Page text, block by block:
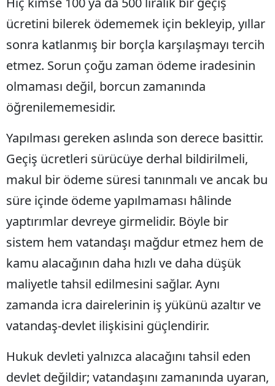
Van
Yozgat
Aksaray
Karaman
Kırıkkale
Batman
Şırnak
Ardahan
Iğdır
Yalova
Karabük
Kilis
ücretini bilerek ödememek için bekleyip, yıllar
sonra katlanmış bir borçla karşılaşmayı tercih
etmez. Sorun çoğu zaman ödeme iradesinin
olmaması değil, borcun zamanında
öğrenilememesidir.
Yapılması gereken aslında son derece basittir.
Geçiş ücretleri sürücüye derhal bildirilmeli,
makul bir ödeme süresi tanınmalı ve ancak bu
süre içinde ödeme yapılmaması hâlinde
yaptırımlar devreye girmelidir. Böyle bir
sistem hem vatandaşı mağdur etmez hem de
kamu alacağının daha hızlı ve daha düşük
maliyetle tahsil edilmesini sağlar. Aynı
zamanda icra dairelerinin iş yükünü azaltır ve
vatandaş-devlet ilişkisini güçlendirir.
Hukuk devleti yalnızca alacağını tahsil eden
devlet değildir; vatandaşını zamanında uyaran,